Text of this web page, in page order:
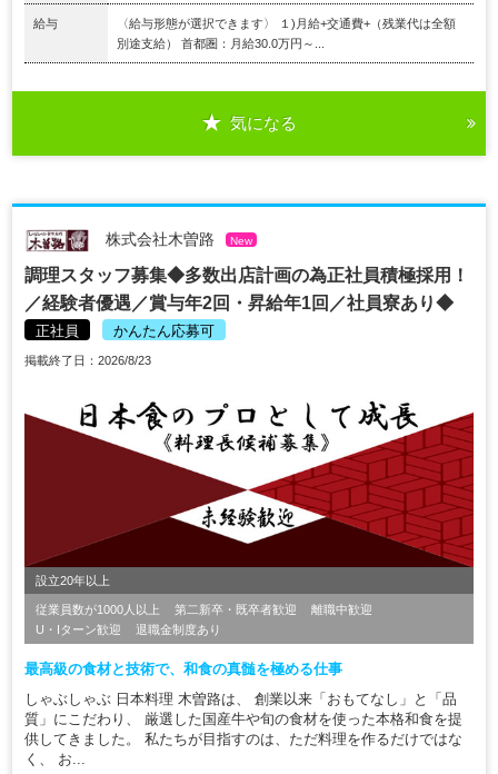
給与
〈給与形態が選択できます〉 １)月給+交通費+（残業代は全額
別途支給） 首都圏：月給30.0万円～...
気になる
株式会社木曽路 New
調理スタッフ募集◆多数出店計画の為正社員積極採用！
／経験者優遇／賞与年2回・昇給年1回／社員寮あり◆
正社員 かんたん応募可
掲載終了日：2026/8/23
設立20年以上
従業員数が1000人以上 第二新卒・既卒者歓迎
離職中歓迎
U・Iターン歓迎
退職金制度あり
最高級の食材と技術で、和食の真髄を極める仕事
しゃぶしゃぶ 日本料理 木曽路は、 創業以来「おもてなし」と「品
質」にこだわり、 厳選した国産牛や旬の食材を使った本格和食を提
供してきました。 私たちが目指すのは、ただ料理を作るだけではな
く、 お...